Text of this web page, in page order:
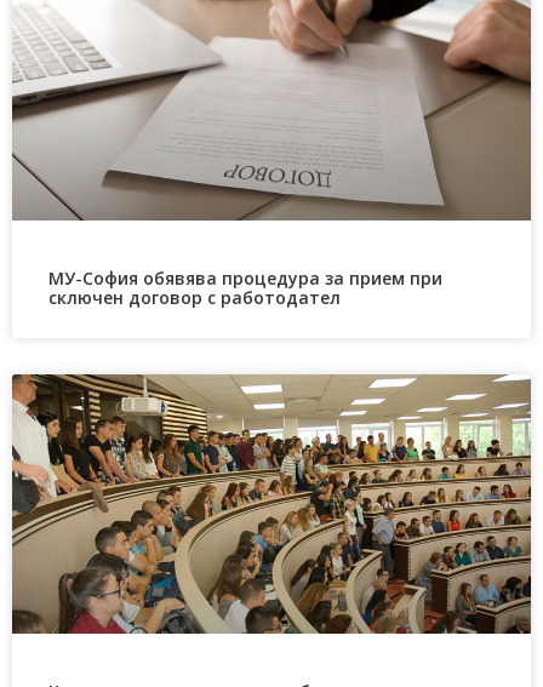
МУ-София обявява процедура за прием при
сключен договор с работодател